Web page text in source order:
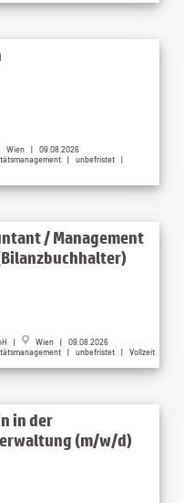
Wien | 09.08.2026
| unbefristet |
/ Management
|
Wien | 09.08.2026
| unbefristet | Vollzeit
in der
(m/w/d)